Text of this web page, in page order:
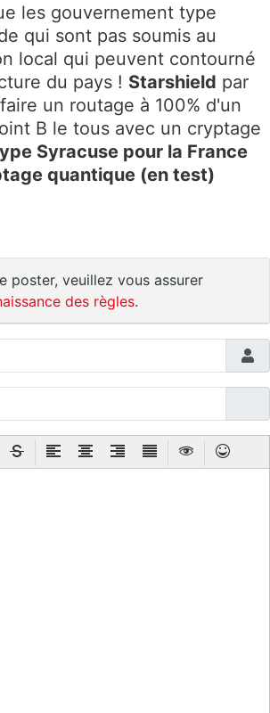
les gouvernement type
qui sont pas soumis au
local qui peuvent contourné
du pays ! Starshield par
un routage à 100% d'un
B le tous avec un cryptage
Syracuse pour la France
quantique (en test)
poster, veuillez vous assurer
des règles.